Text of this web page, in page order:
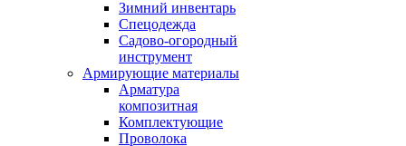
Зимний инвентарь
Спецодежда
Садово-огородный
инструмент
Армирующие материалы
Арматура
композитная
Комплектующие
Проволока